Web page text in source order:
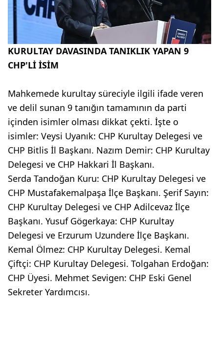
KURULTAY DAVASINDA TANIKLIK YAPAN 9
CHP'Lİ İSİM
Mahkemede kurultay süreciyle ilgili ifade veren
ve delil sunan 9 tanığın tamamının da parti
içinden isimler olması dikkat çekti. İşte o
isimler: Veysi Uyanık: CHP Kurultay Delegesi ve
CHP Bitlis İl Başkanı. Nazım Demir: CHP Kurultay
Delegesi ve CHP Hakkari İl Başkanı.
Serda Tandoğan Kuru: CHP Kurultay Delegesi ve
CHP Mustafakemalpaşa İlçe Başkanı. Şerif Sayın:
CHP Kurultay Delegesi ve CHP Adilcevaz İlçe
Başkanı. Yusuf Gögerkaya: CHP Kurultay
Delegesi ve Erzurum Uzundere İlçe Başkanı.
Kemal Ölmez: CHP Kurultay Delegesi. Kemal
Çiftçi: CHP Kurultay Delegesi. Tolgahan Erdoğan:
CHP Üyesi. Mehmet Sevigen: CHP Eski Genel
Sekreter Yardımcısı.